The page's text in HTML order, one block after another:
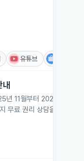
유튜브
11월부터 2026년 5월 사
무료 권리 상담을 신청할